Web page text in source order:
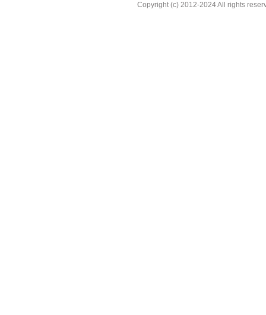
Copyright (c) 2012-2024 All rights